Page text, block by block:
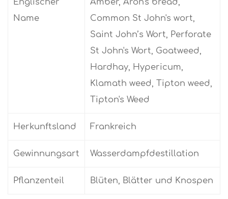
Englischer
Name
Amber, Aron's bread,
Common St John's wort,
Saint John’s Wort, Perforate
St John's Wort, Goatweed,
Hardhay, Hypericum,
Klamath weed, Tipton weed,
Tipton's Weed
Herkunftsland Frankreich
Gewinnungsart Wasserdampfdestillation
Pflanzenteil Blüten, Blätter und Knospen